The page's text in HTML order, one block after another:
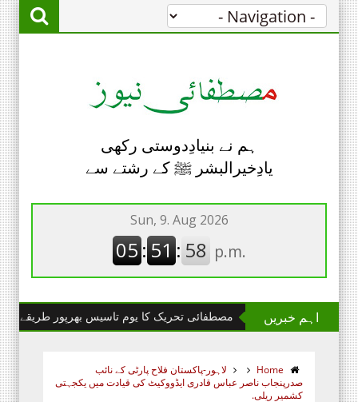
ہم نے بنیادِدوستی رکھی
یادِخیرالبشر ﷺ کے رشتے سے
اہم خبریں
چھانگا مانگا : مصطفائی تحریک کا یوم تاسیس بھرپور طریقے سے منایا
Home
لاہور-پاکستان فلاح پارٹی کے نائب
صدرپنجاب ناصر عباس قادری ایڈووکیٹ کی قیادت میں یکجہتی
کشمیر ریلی.